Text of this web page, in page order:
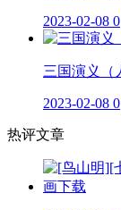
2023-02-08 0
三国演义（
2023-02-08 0
热评文章